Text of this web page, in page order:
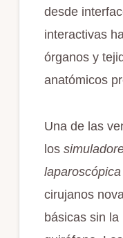
desde
interactivas
órganos y
anatómicos
Una de las
los
laparoscópica
cirujanos
básicas sin la